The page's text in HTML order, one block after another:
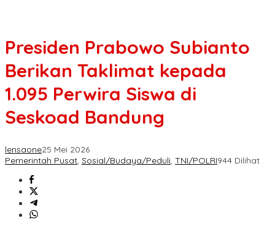
Presiden Prabowo Subianto
Berikan Taklimat kepada
1.095 Perwira Siswa di
Seskoad Bandung
lensaone25 Mei 2026
Pemerintah Pusat, Sosial/Budaya/Peduli, TNI/POLRI944 Dilihat